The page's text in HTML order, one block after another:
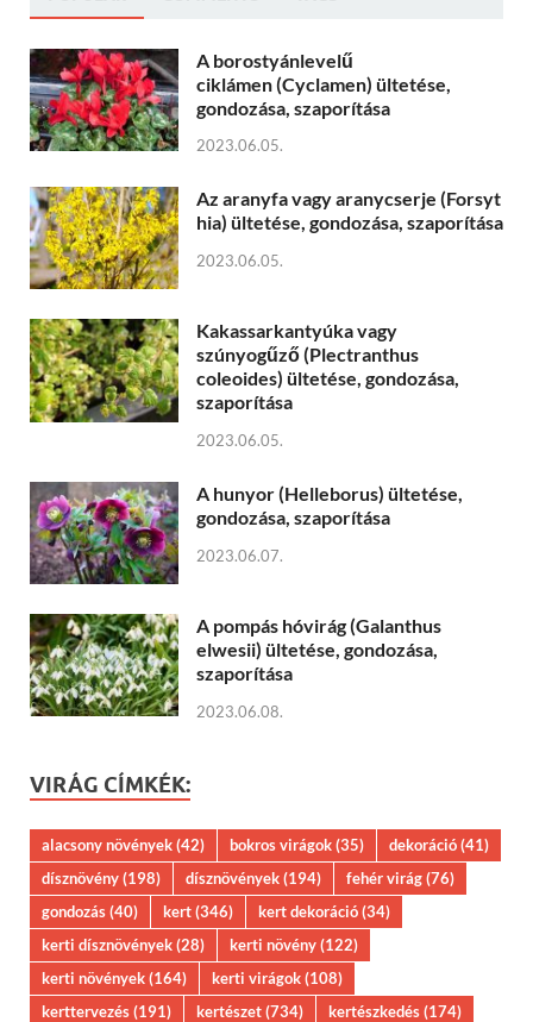
A borostyánlevelű
ciklámen (Cyclamen) ültetése,
gondozása, szaporítása
2023.06.05.
Az aranyfa vagy aranycserje (Forsyt
hia) ültetése, gondozása, szaporítása
2023.06.05.
Kakassarkantyúka vagy
szúnyogűző (Plectranthus
coleoides) ültetése, gondozása,
szaporítása
2023.06.05.
A hunyor (Helleborus) ültetése,
gondozása, szaporítása
2023.06.07.
A pompás hóvirág (Galanthus
elwesii) ültetése, gondozása,
szaporítása
2023.06.08.
VIRÁG CÍMKÉK:
alacsony növények(42) bokros virágok(35) dekoráció(41)
dísznövény(198) dísznövények(194) fehér virág(76)
gondozás(40) kert(346) kert dekoráció(34)
kerti dísznövények(28) kerti növény(122)
kerti növények(164) kerti virágok(108)
kerttervezés(191) kertészet(734) kertészkedés(174)